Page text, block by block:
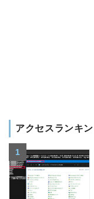
アクセスランキ